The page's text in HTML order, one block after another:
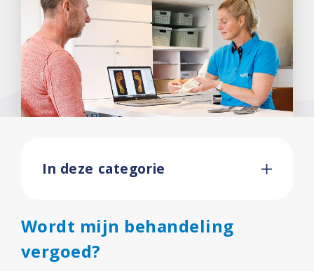
In deze categorie
Wordt mijn behandeling
vergoed?